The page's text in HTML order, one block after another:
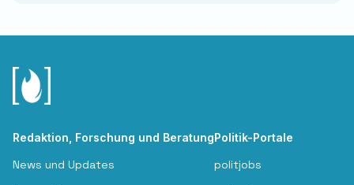
Redaktion, Forschung und Beratung
News und Updates
Politik-Portale
politjobs